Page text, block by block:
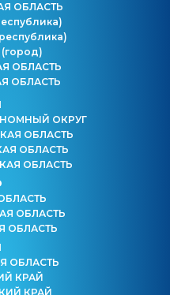
ОБЛАСТЬ
(город)
ОБЛАСТЬ
ОБЛАСТЬ
ОКРУГ
ОБЛАСТЬ
ОБЛАСТЬ
ОБЛАСТЬ
ОБЛАСТЬ
ОБЛАСТЬ
ОБЛАСТЬ
КРАЙ
КРАЙ